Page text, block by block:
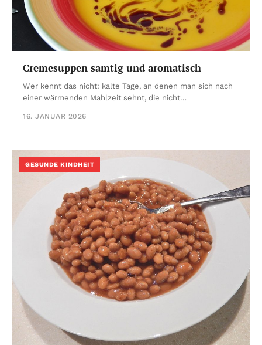
Cremesuppen samtig und aromatisch
Wer kennt das nicht: kalte Tage, an denen man sich nach
einer wärmenden Mahlzeit sehnt, die nicht…
16. JANUAR 2026
GESUNDE KINDHEIT